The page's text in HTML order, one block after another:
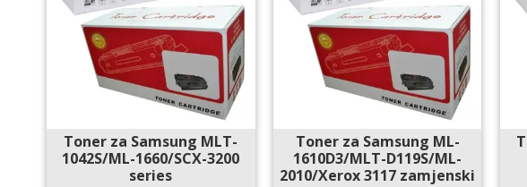
Toner za Samsung MLT-
1042S/ML-1660/SCX-3200
series
Toner za Samsung ML-
1610D3/MLT-D119S/ML-
2010/Xerox 3117 zamjenski